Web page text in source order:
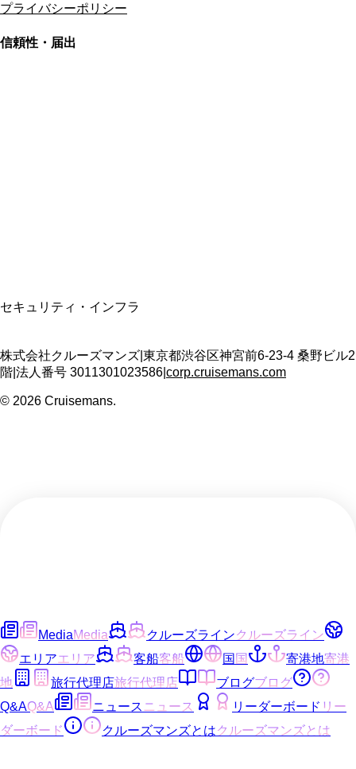
プライバシーポリシー
信頼性・届出
セキュリティ・インフラ
株式会社クルーズマンズ 東京都渋谷区神宮前6-23-4 桑野ビル2
階 法人番号 3011301023586 corp.cruisemans.com
© 2026 Cruisemans.
MediaMedia クルーズラインクルーズライン
エリアエリア 客船客船 国国 寄港地寄港
地
旅行代理店旅行代理店 ブログブログ
Q&AQ&A ニュース ニュース リーダーボード リー
ダーボード
クルーズマンズとはクルーズマンズとは